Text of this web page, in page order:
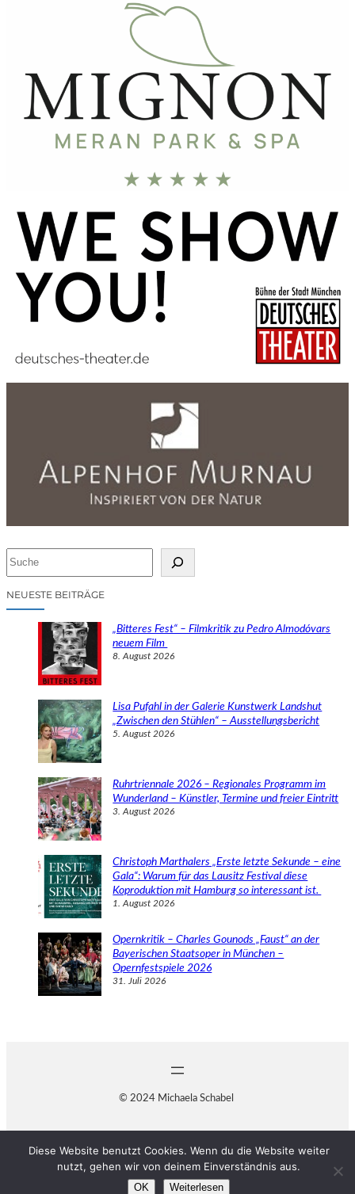
NEUESTE BEITRÄGE
„Bitteres Fest“ – Filmkritik zu Pedro Almodóvars
neuem Film
8. August 2026
Lisa Pufahl in der Galerie Kunstwerk Landshut
„Zwischen den Stühlen“ – Ausstellungsbericht
5. August 2026
Ruhrtriennale 2026 – Regionales Programm im
Wunderland – Künstler, Termine und freier Eintritt
3. August 2026
Christoph Marthalers „Erste letzte Sekunde – eine
Gala“: Warum für das Lausitz Festival diese
Koproduktion mit Hamburg so interessant ist.
1. August 2026
Opernkritik – Charles Gounods „Faust“ an der
Bayerischen Staatsoper in München –
Opernfestspiele 2026
31. Juli 2026
© 2024 Michaela Schabel
Diese Website benutzt Cookies. Wenn du die Website weiter
nutzt, gehen wir von deinem Einverständnis aus.
OK Weiterlesen